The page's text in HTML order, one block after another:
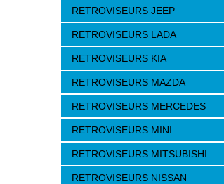
RETROVISEURS JEEP
RETROVISEURS LADA
RETROVISEURS KIA
RETROVISEURS MAZDA
RETROVISEURS MERCEDES
RETROVISEURS MINI
RETROVISEURS MITSUBISHI
RETROVISEURS NISSAN